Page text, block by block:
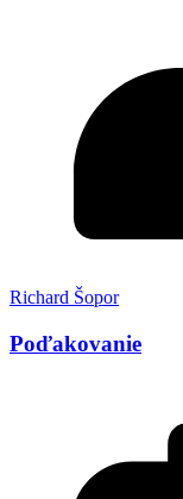
Richard Šopor
Poďakovanie